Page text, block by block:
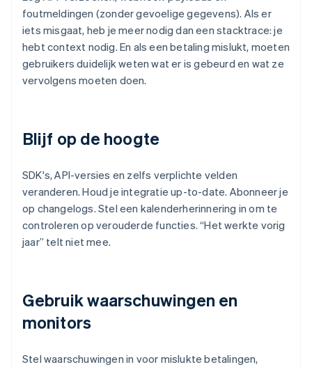
foutmeldingen (zonder gevoelige gegevens). Als er
iets misgaat, heb je meer nodig dan een stacktrace: je
hebt context nodig. En als een betaling mislukt, moeten
gebruikers duidelijk weten wat er is gebeurd en wat ze
vervolgens moeten doen.
Blijf op de hoogte
SDK's, API-versies en zelfs verplichte velden
veranderen. Houd je integratie up-to-date. Abonneer je
op changelogs. Stel een kalenderherinnering in om te
controleren op verouderde functies. “Het werkte vorig
jaar” telt niet mee.
Gebruik waarschuwingen en
monitors
Stel waarschuwingen in voor mislukte betalingen,